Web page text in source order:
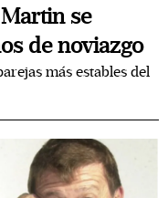
se
de noviazgo
más estables del